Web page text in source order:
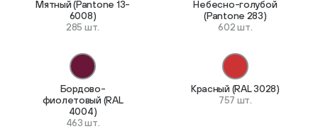
Мятный (Pantone 13-
6008)
285 шт.
Небесно-голубой
(Pantone 283)
602 шт.
Бордово-
фиолетовый (RAL
4004)
463 шт.
Красный (RAL 3028)
757 шт.